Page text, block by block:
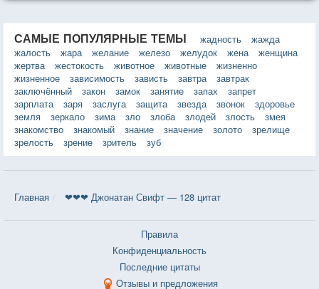
САМЫЕ ПОПУЛЯРНЫЕ ТЕМЫ жадность
жажда
жалость
жара желание железо желудок жена
женщина
жертва
жестокость животное животные
жизненно
жизненное
зависимость зависть завтра
завтрак
заключённый
закон замок занятие запах
запрет
зарплата
заря заслуга защита звезда звонок
здоровье
земля
зеркало зима зло злоба злодей злость
змея
знакомство
знакомый знание значение золото
зрелище
зрелость
зрение зритель зуб
Главная ❤❤❤ Джонатан Свифт — 128 цитат
Правила
Конфиденциальность
Последние цитаты
Отзывы и предложения